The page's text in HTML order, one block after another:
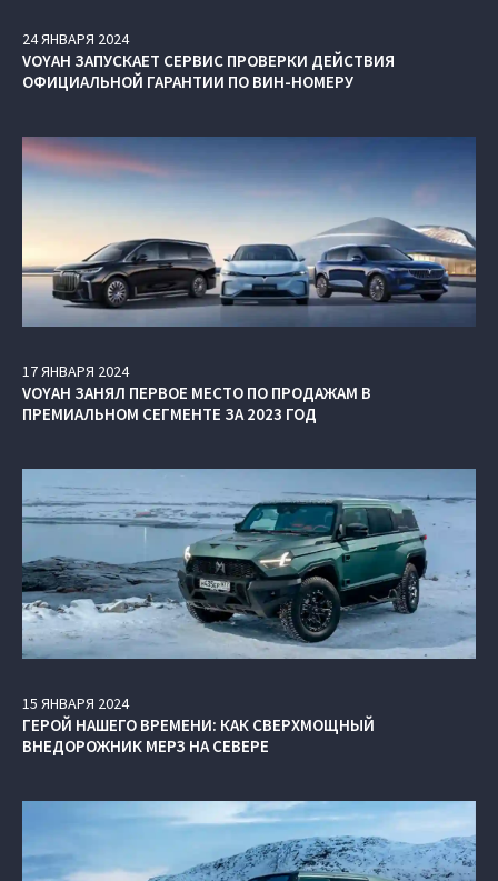
24ЯНВАРЯ 2024
VOYAH ЗАПУСКАЕТ СЕРВИС ПРОВЕРКИ ДЕЙСТВИЯ
ОФИЦИАЛЬНОЙ ГАРАНТИИ ПО ВИН-НОМЕРУ
17ЯНВАРЯ 2024
VOYAH ЗАНЯЛ ПЕРВОЕ МЕСТО ПО ПРОДАЖАМ В
ПРЕМИАЛЬНОМ СЕГМЕНТЕ ЗА 2023 ГОД
15 ЯНВАРЯ 2024
ГЕРОЙ НАШЕГО ВРЕМЕНИ: КАК СВЕРХМОЩНЫЙ
ВНЕДОРОЖНИК МЕРЗ НА СЕВЕРЕ